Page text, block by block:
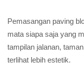
Pemasangan paving
mata siapa saja yang
tampilan jalanan,
terlihat lebih estetik.